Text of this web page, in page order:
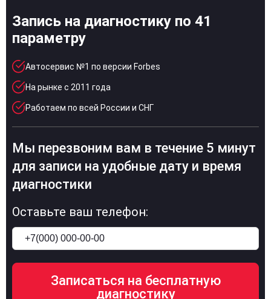
Запись на диагностику по 41
параметру
Автосервис №1 по версии Forbes
На рынке с 2011 года
Работаем по всей России и СНГ
Мы перезвоним вам в течение 5 минут
для записи на удобные дату и время
диагностики
Оставьте ваш телефон: